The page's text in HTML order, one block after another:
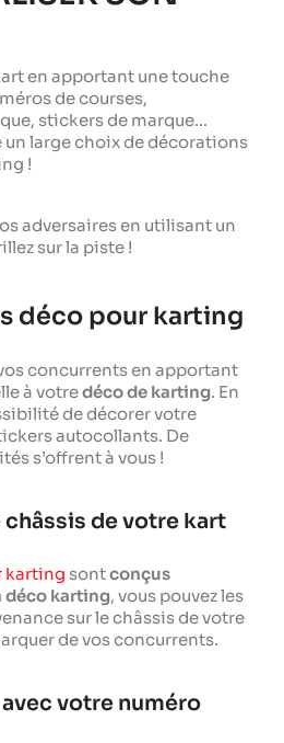
en apportant une touche
de courses,
stickers de marque…
un large choix de décorations
!
adversaires en utilisant un
sur la piste !
déco pour karting
concurrents en apportant
à votredéco de karting. En
de décorer votre
autocollants. De
s’offrent à vous !
de votre kart
karting sontconçus
déco karting, vous pouvez les
sur le châssis de votre
de vos concurrents.
votre numéro